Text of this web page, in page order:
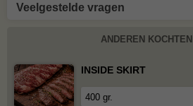
Veelgestelde vragen
ANDEREN
INSIDE SKIRT